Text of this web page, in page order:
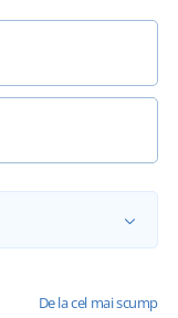
De la cel mai scump